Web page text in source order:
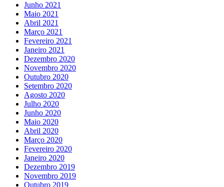
Junho 2021
Maio 2021
Abril 2021
Março 2021
Fevereiro 2021
Janeiro 2021
Dezembro 2020
Novembro 2020
Outubro 2020
Setembro 2020
Agosto 2020
Julho 2020
Junho 2020
Maio 2020
Abril 2020
Março 2020
Fevereiro 2020
Janeiro 2020
Dezembro 2019
Novembro 2019
Outubro 2019